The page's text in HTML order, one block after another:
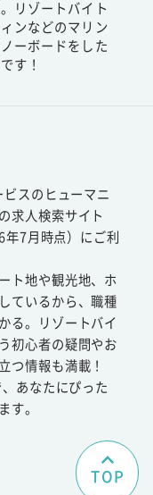
リゾートバイト
ンなどのマリン
ーボードをした
す！
スのヒューマニ
求人検索サイト
7月時点）にご利
ト地や観光地、ホ
ているから、職種
る。リゾートバイ
初心者の疑問やお
つ情報も満載！
あなたにぴった
す。
TOP